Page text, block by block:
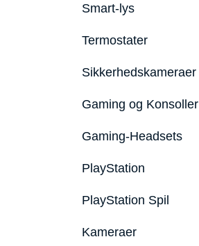
Smart-lys
Termostater
Sikkerhedskameraer
Gaming og Konsoller
Gaming-Headsets
PlayStation
PlayStation Spil
Kameraer